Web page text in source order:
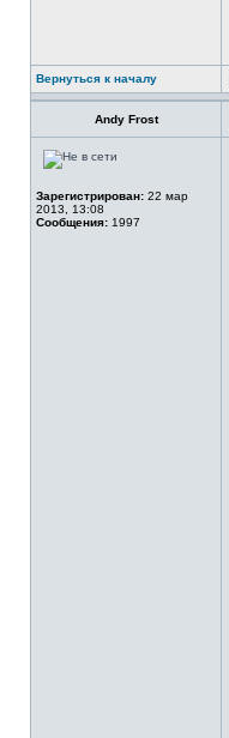
Вернуться к началу
Andy Frost
Зарегистрирован: 22 мар
2013, 13:08
Сообщения: 1997